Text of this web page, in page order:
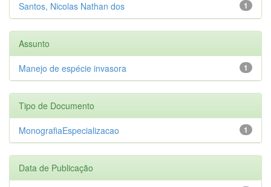
1
Santos, Nicolas Nathan dos
Assunto
1
Manejo de espécie invasora
Tipo de Documento
1
MonografiaEspecializacao
Data de Publicação